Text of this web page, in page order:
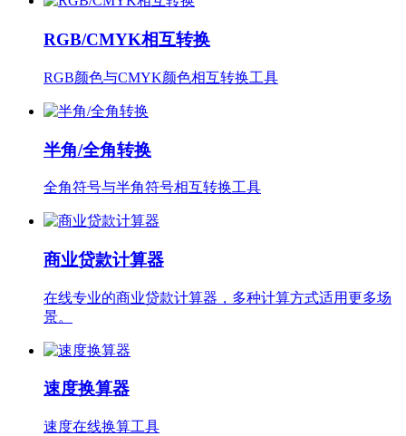
RGB/CMYK相互转换
RGB颜色与CMYK颜色相互转换工具
半角/全角转换
全角符号与半角符号相互转换工具
商业贷款计算器
在线专业的商业贷款计算器，多种计算方式适用更多场
景。
速度换算器
速度在线换算工具